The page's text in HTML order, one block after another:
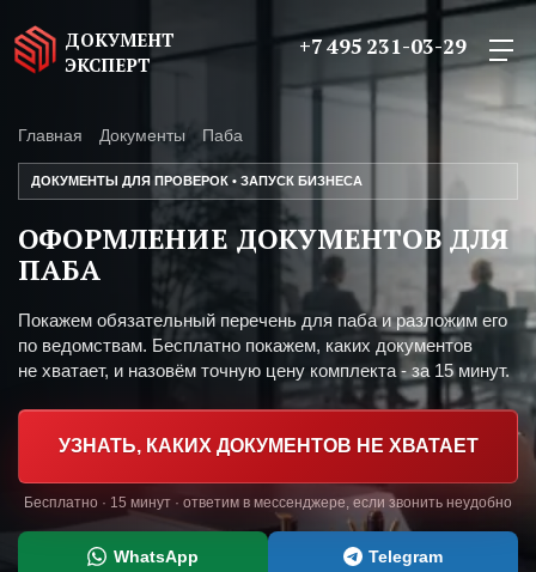
ДОКУМЕНТ
ЭКСПЕРТ
+7 495 231-03-29
Главная Документы Паба
ДОКУМЕНТЫ ДЛЯ ПРОВЕРОК • ЗАПУСК БИЗНЕСА
ОФОРМЛЕНИЕ ДОКУМЕНТОВ ДЛЯ
ПАБА
Покажем обязательный перечень для паба и разложим его
по ведомствам. Бесплатно покажем, каких документов
не хватает, и назовём точную цену комплекта - за 15 минут.
УЗНАТЬ, КАКИХ ДОКУМЕНТОВ НЕ ХВАТАЕТ
Бесплатно · 15 минут · ответим в мессенджере, если звонить неудобно
WhatsApp Telegram